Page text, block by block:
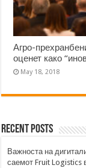
Агро-
оценет како
May 18, 2018
Recent Posts
Важноста на
саемот Fruit Logistics